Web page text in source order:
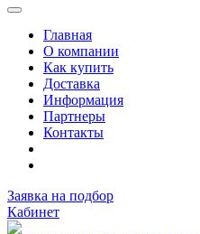
Главная
О компании
Как купить
Доставка
Информация
Партнеры
Контакты
Заявка на подбор
Кабинет